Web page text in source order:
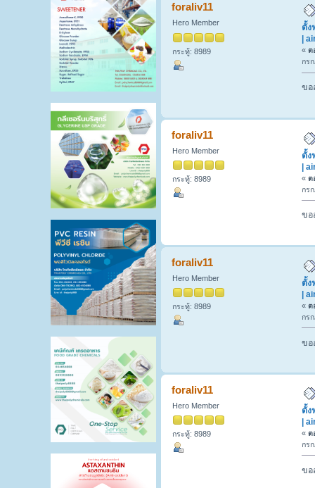
foraliv11
Hero Member
กระทู้: 8989
ตั้ง
|
« ต
กร
ขอ
foraliv11
Hero Member
กระทู้: 8989
ตั้ง
|
« ต
กร
ขอ
foraliv11
Hero Member
กระทู้: 8989
ตั้ง
|
« ต
กร
ขอ
foraliv11
Hero Member
กระทู้: 8989
ตั้ง
|
« ต
กร
ขอ